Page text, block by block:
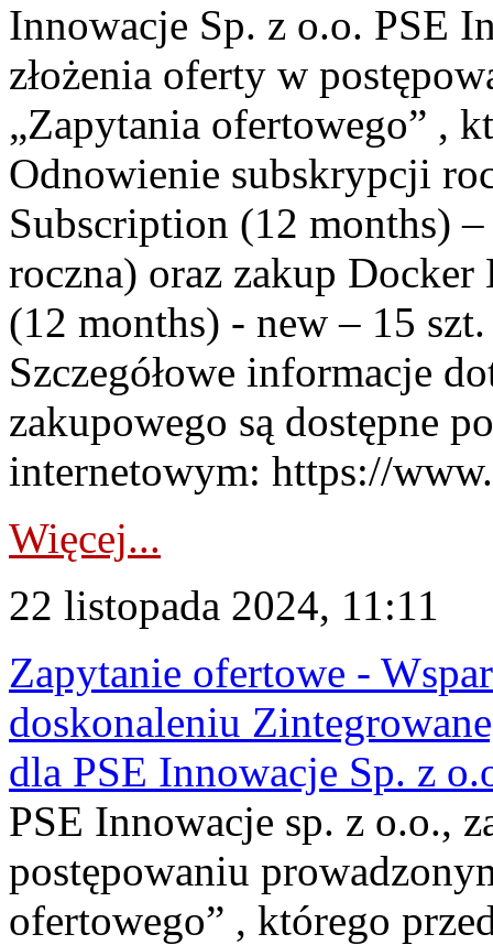
Innowacje Sp. z o.o. PSE
złożenia oferty w
„Zapytania ofertowego” ,
Odnowienie subskrypcji
Subscription (12 months)
roczna) oraz zakup
(12 months) - new – 15
Szczegółowe informacje
zakupowego są dostępne
internetowym: https://
Więcej...
22 listopada 2024, 11:11
Zapytanie ofertowe -
doskonaleniu
dla PSE Innowacje Sp. z
PSE Innowacje sp. z o.o.,
postępowaniu
ofertowego” , którego